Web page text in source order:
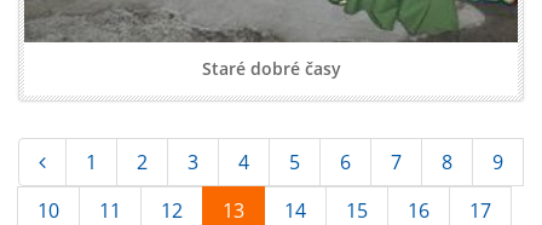
Staré dobré časy
1 2 3 4 5 6 7 8
9
10
11 12 13 14 15 16
17